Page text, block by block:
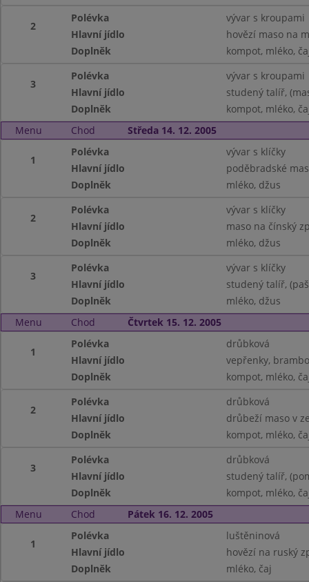
2
Polévka
vývar s kroupami
Hlavní jídlo
hovězí maso na
Doplněk
kompot, mléko,
3
Polévka
vývar s kroupami
Hlavní jídlo
studený talíř,
Doplněk
kompot, mléko,
Menu
Chod Středa 14. 12. 2005
1
Polévka
vývar s klíčky
Hlavní jídlo
poděbradské
Doplněk
mléko, džus
2
Polévka
vývar s klíčky
Hlavní jídlo
maso na čínský
Doplněk
mléko, džus
3
Polévka
vývar s klíčky
Hlavní jídlo
studený talíř,
Doplněk
mléko, džus
Menu
Chod Čtvrtek 15. 12. 2005
1
Polévka
drůbková
Hlavní jídlo
vepřenky,
Doplněk
kompot, mléko,
2
Polévka
drůbková
Hlavní jídlo
drůbeží maso v
Doplněk
kompot, mléko,
3
Polévka
drůbková
Hlavní jídlo
studený talíř,
Doplněk
kompot, mléko,
Menu
Chod Pátek 16. 12. 2005
1
Polévka
luštěninová
Hlavní jídlo
hovězí na ruský
Doplněk
mléko, čaj